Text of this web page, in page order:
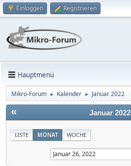
Einloggen Registrieren
Hauptmenü
Mikro-Forum ► Kalender ► Januar 2022
« Januar 2022
LISTE MONAT WOCHE